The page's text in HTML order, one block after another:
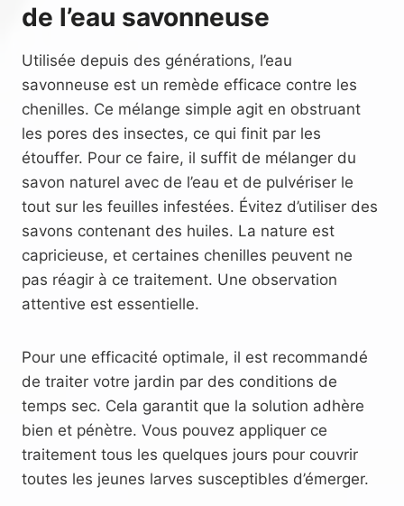
de l’eau savonneuse
Utilisée depuis des générations, l’eau
savonneuse est un remède efficace contre les
chenilles. Ce mélange simple agit en obstruant
les pores des insectes, ce qui finit par les
étouffer. Pour ce faire, il suffit de mélanger du
savon naturel avec de l’eau et de pulvériser le
tout sur les feuilles infestées. Évitez d’utiliser des
savons contenant des huiles. La nature est
capricieuse, et certaines chenilles peuvent ne
pas réagir à ce traitement. Une observation
attentive est essentielle.
Pour une efficacité optimale, il est recommandé
de traiter votre jardin par des conditions de
temps sec. Cela garantit que la solution adhère
bien et pénètre. Vous pouvez appliquer ce
traitement tous les quelques jours pour couvrir
toutes les jeunes larves susceptibles d’émerger.